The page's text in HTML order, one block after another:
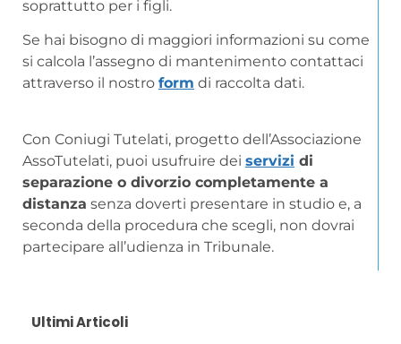
soprattutto per i figli.
Se hai bisogno di maggiori informazioni su come
si calcola l’assegno di mantenimento contattaci
attraverso il nostro form di raccolta dati.
Con Coniugi Tutelati, progetto dell’Associazione
AssoTutelati, puoi usufruire dei servizi di
separazione o divorzio completamente a
distanza senza doverti presentare in studio e, a
seconda della procedura che scegli, non dovrai
partecipare all’udienza in Tribunale.
Ultimi Articoli